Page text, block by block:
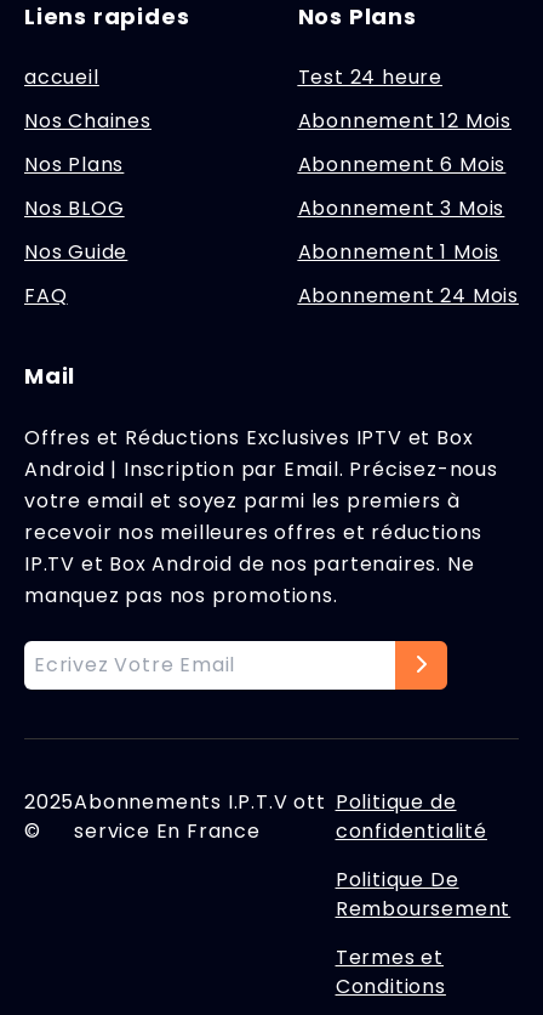
Liens rapides
accueil
Nos Chaines
Nos Plans
Nos BLOG
Nos Guide
FAQ
Nos Plans
Test 24 heure
Abonnement 12 Mois
Abonnement 6 Mois
Abonnement 3 Mois
Abonnement 1 Mois
Abonnement 24 Mois
Mail
Offres et Réductions Exclusives IPTV et Box
Android | Inscription par Email. Précisez-nous
votre email et soyez parmi les premiers à
recevoir nos meilleures offres et réductions
IP.TV et Box Android de nos partenaires. Ne
manquez pas nos promotions.
2025
©
Abonnements I.P.T.V ott
service En France
Politique de
confidentialité
Politique De
Remboursement
Termes et
Conditions